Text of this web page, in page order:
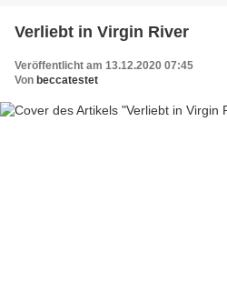
Verliebt in Virgin River
Veröffentlicht am 13.12.2020 07:45
Von beccatestet